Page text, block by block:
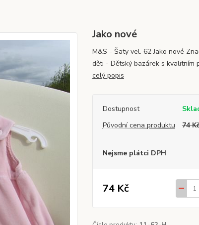
Jako nové
M&S - Šaty vel. 62 Jako nové
děti - Dětský bazárek s kvalitním
celý popis
Dostupnost
Původní cena produktu
74
Nejsme plátci DPH
74 Kč